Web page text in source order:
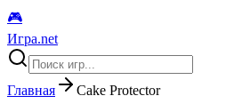
🎮
Игра.net
Главная
Cake Protector